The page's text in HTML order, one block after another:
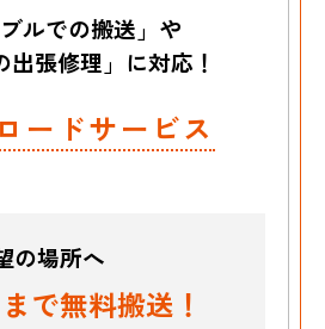
ブルでの搬送」や
出張修理」に対応！
ードサービス
の場所へ
で無料搬送！